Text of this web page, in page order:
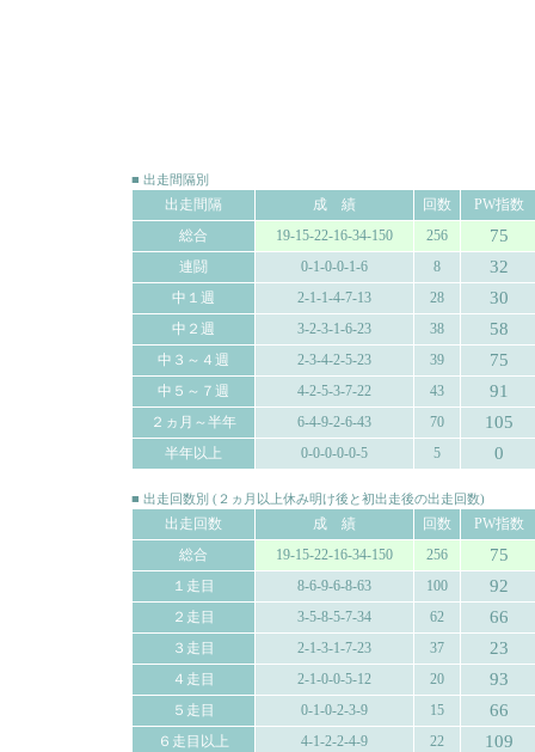
■ 出走間隔別
出走間隔 成 績 回数
PW指数
総合
19-15-22-16-34-150 256 75
連闘 0-1-0-0-1-6 8 32
中１週 2-1-1-4-7-13 28 30
中２週 3-2-3-1-6-23 38 58
中３～４週 2-3-4-2-5-23 39 75
中５～７週 4-2-5-3-7-22 43 91
２ヵ月～半年 6-4-9-2-6-43 70 105
半年以上 0-0-0-0-0-5 5 0
■ 出走回数別 (２ヵ月以上休み明け後と初出走後の出走回数)
出走回数 成 績 回数
PW指数
総合
19-15-22-16-34-150 256 75
１走目 8-6-9-6-8-63 100 92
２走目 3-5-8-5-7-34 62 66
３走目 2-1-3-1-7-23 37 23
４走目 2-1-0-0-5-12 20 93
５走目 0-1-0-2-3-9 15 66
６走目以上 4-1-2-2-4-9 22 109